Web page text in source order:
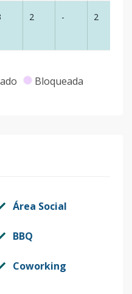
2 - 2
Bloqueada
Área Social
BBQ
Coworking